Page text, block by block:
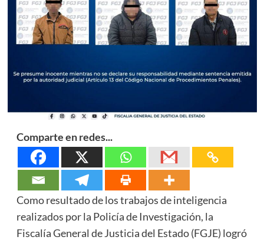
Comparte en redes...
Como resultado de los trabajos de inteligencia
realizados por la Policía de Investigación, la
Fiscalía General de Justicia del Estado (FGJE) logró